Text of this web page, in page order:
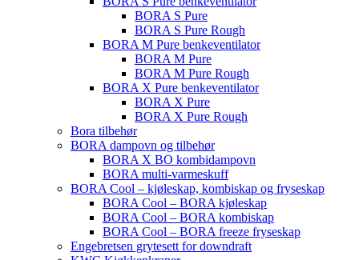
BORA S Pure
BORA S Pure Rough
BORA M Pure benkeventilator
BORA M Pure
BORA M Pure Rough
BORA X Pure benkeventilator
BORA X Pure
BORA X Pure Rough
Bora tilbehør
BORA dampovn og tilbehør
BORA X BO kombidampovn
BORA multi-varmeskuff
BORA Cool – kjøleskap, kombiskap og fryseskap
BORA Cool – BORA kjøleskap
BORA Cool – BORA kombiskap
BORA Cool – BORA freeze fryseskap
Engebretsen grytesett for downdraft